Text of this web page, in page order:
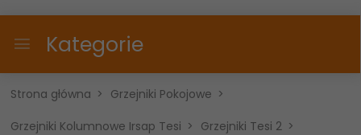
Kategorie
Strona główna
Grzejniki Pokojowe
Grzejniki Kolumnowe Irsap Tesi
Grzejniki Tesi 2